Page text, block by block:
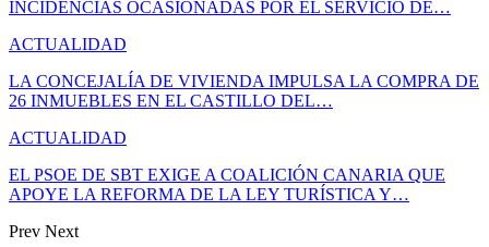
INCIDENCIAS OCASIONADAS POR EL SERVICIO DE…
ACTUALIDAD
LA CONCEJALÍA DE VIVIENDA IMPULSA LA COMPRA DE
26 INMUEBLES EN EL CASTILLO DEL…
ACTUALIDAD
EL PSOE DE SBT EXIGE A COALICIÓN CANARIA QUE
APOYE LA REFORMA DE LA LEY TURÍSTICA Y…
Prev Next